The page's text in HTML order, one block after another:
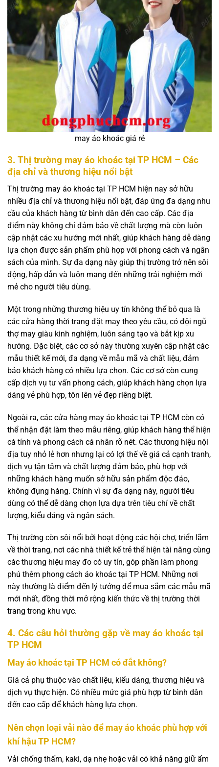
may áo khoác giá rẻ
3. Thị trường may áo khoác tại TP HCM – Các
địa chỉ và thương hiệu nổi bật
Thị trường may áo khoác tại TP HCM hiện nay sở hữu
nhiều địa chỉ và thương hiệu nổi bật, đáp ứng đa dạng nhu
cầu của khách hàng từ bình dân đến cao cấp. Các địa
điểm này không chỉ đảm bảo về chất lượng mà còn luôn
cập nhật các xu hướng mới nhất, giúp khách hàng dễ dàng
lựa chọn được sản phẩm phù hợp với phong cách và ngân
sách của mình. Sự đa dạng này giúp thị trường trở nên sôi
động, hấp dẫn và luôn mang đến những trải nghiệm mới
mẻ cho người tiêu dùng.
Một trong những thương hiệu uy tín không thể bỏ qua là
các cửa hàng thời trang đặt may theo yêu cầu, có đội ngũ
thợ may giàu kinh nghiệm, luôn sáng tạo và bắt kịp xu
hướng. Đặc biệt, các cơ sở này thường xuyên cập nhật các
mẫu thiết kế mới, đa dạng về mẫu mã và chất liệu, đảm
bảo khách hàng có nhiều lựa chọn. Các cơ sở còn cung
cấp dịch vụ tư vấn phong cách, giúp khách hàng chọn lựa
dáng vẻ phù hợp, tôn lên vẻ đẹp riêng biệt.
Ngoài ra, các cửa hàng may áo khoác tại TP HCM còn có
thể nhận đặt làm theo mẫu riêng, giúp khách hàng thể hiện
cá tính và phong cách cá nhân rõ nét. Các thương hiệu nội
địa tuy nhỏ lẻ hơn nhưng lại có lợi thế về giá cả cạnh tranh,
dịch vụ tận tâm và chất lượng đảm bảo, phù hợp với
những khách hàng muốn sở hữu sản phẩm độc đáo,
không đụng hàng. Chính vì sự đa dạng này, người tiêu
dùng có thể dễ dàng chọn lựa dựa trên tiêu chí về chất
lượng, kiểu dáng và ngân sách.
Thị trường còn sôi nổi bởi hoạt động các hội chợ, triển lãm
về thời trang, nơi các nhà thiết kế trẻ thể hiện tài năng cùng
các thương hiệu may đo có uy tín, góp phần làm phong
phú thêm phong cách áo khoác tại TP HCM. Những nơi
này thường là điểm đến lý tưởng để mua sắm các mẫu mã
mới nhất, đồng thời mở rộng kiến thức về thị trường thời
trang trong khu vực.
4. Các câu hỏi thường gặp về may áo khoác tại
TP HCM
May áo khoác tại TP HCM có đắt không?
Giá cả phụ thuộc vào chất liệu, kiểu dáng, thương hiệu và
dịch vụ thực hiện. Có nhiều mức giá phù hợp từ bình dân
đến cao cấp để khách hàng lựa chọn.
Nên chọn loại vải nào để may áo khoác phù hợp với
khí hậu TP HCM?
Vải chống thấm, kaki, dạ nhẹ hoặc vải có khả năng giữ ấm